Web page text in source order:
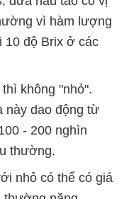
vì hàm lượng
10 độ Brix ở các
không "nhỏ".
này dao động từ
- 200 nghìn
thường.
nhỏ có thể có giá